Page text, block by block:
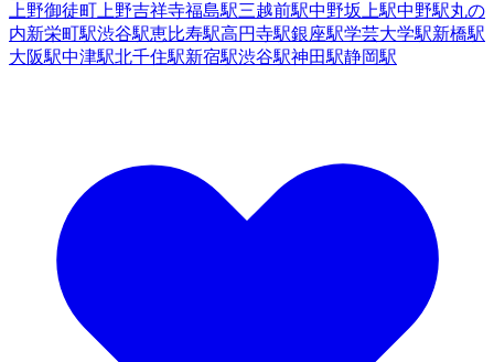
上野御徒町 上野吉祥寺福島駅三越前駅中野坂上駅中野駅丸の
内新栄町駅渋谷駅恵比寿駅高円寺駅銀座駅学芸大学駅新橋駅
大阪駅中津駅北千住駅新宿駅渋谷駅神田駅静岡駅